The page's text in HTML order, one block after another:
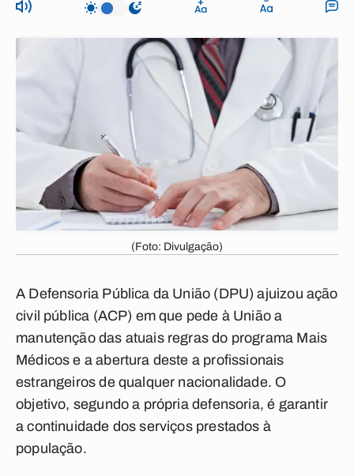
(Foto: Divulgação)
A Defensoria Pública da União (DPU) ajuizou ação
civil pública (ACP) em que pede à União a
manutenção das atuais regras do programa Mais
Médicos e a abertura deste a profissionais
estrangeiros de qualquer nacionalidade. O
objetivo, segundo a própria defensoria, é garantir
a continuidade dos serviços prestados à
população.